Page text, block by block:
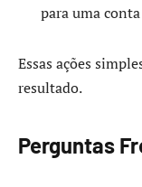
para uma
Essas ações
resultado.
Perguntas